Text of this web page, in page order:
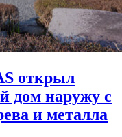
открыл
дом наружу с
и металла